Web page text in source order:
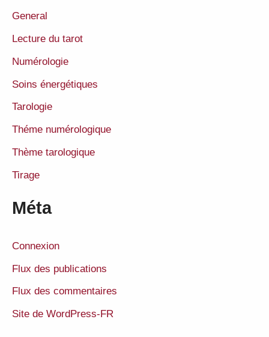
General
Lecture du tarot
Numérologie
Soins énergétiques
Tarologie
Théme numérologique
Thème tarologique
Tirage
Méta
Connexion
Flux des publications
Flux des commentaires
Site de WordPress-FR